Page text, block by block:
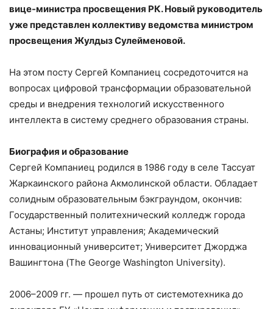
вице-министра просвещения РК. Новый руководитель
уже представлен коллективу ведомства министром
просвещения Жулдыз Сулейменовой.
На этом посту Сергей Компаниец сосредоточится на
вопросах цифровой трансформации образовательной
среды и внедрения технологий искусственного
интеллекта в систему среднего образования страны.
Биография и образование
Сергей Компаниец родился в 1986 году в селе Тассуат
Жаркаинского района Акмолинской области. Обладает
солидным образовательным бэкграундом, окончив:
Государственный политехнический колледж города
Астаны; Институт управления; Академический
инновационный университет; Университет Джорджа
Вашингтона (The George Washington University).
2006–2009 гг. — прошел путь от системотехника до